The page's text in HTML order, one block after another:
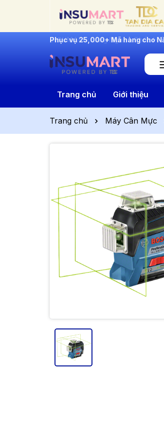
INSUMART: Lắng Nghe - Thấu
Trang chủ Giới thiệu
Trang chủ Máy Cân Mực